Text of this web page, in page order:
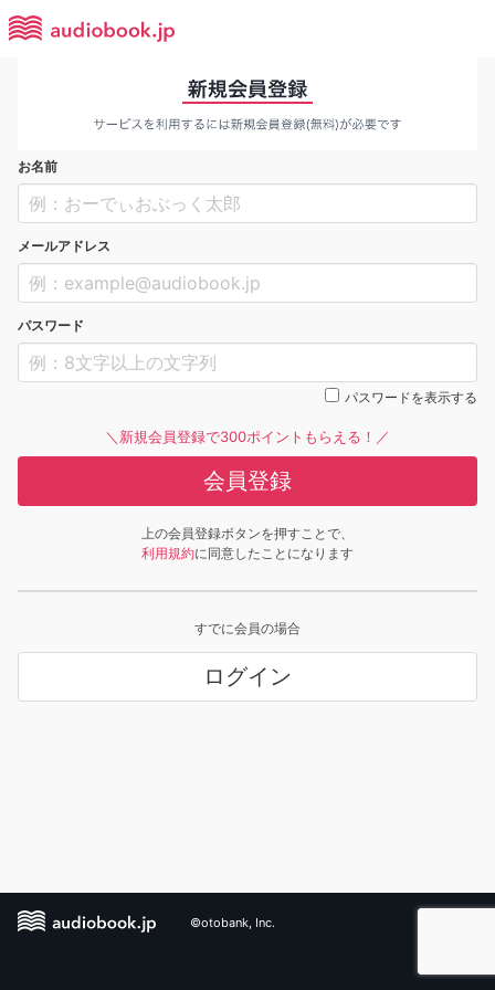
お名前
メールアドレス
パスワード
パスワードを表示する
＼新規会員登録で300ポイントもらえる！／
会員登録
上の会員登録ボタンを押すことで、
利用規約に同意したことになります
すでに会員の場合
ログイン
©otobank, Inc.